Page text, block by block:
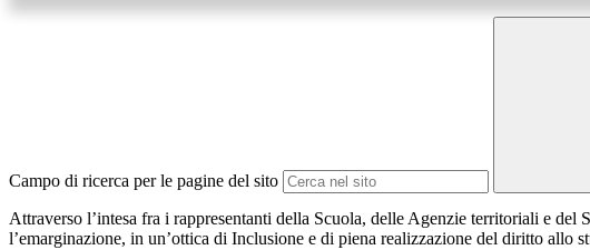
Campo di ricerca per le pagine del sito
Attraverso l’intesa fra i rappresentanti della Scuola, delle Agenzie territoriali e
l’emarginazione, in un’ottica di Inclusione e di piena realizzazione del diritto allo